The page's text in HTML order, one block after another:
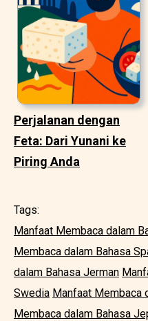
Perjalanan dengan
Feta: Dari Yunani ke
Piring Anda
Tags:
Manfaat Membaca dalam
Membaca dalam Bahasa
dalam Bahasa Jerman
Swedia Manfaat Membaca
Membaca dalam Bahasa